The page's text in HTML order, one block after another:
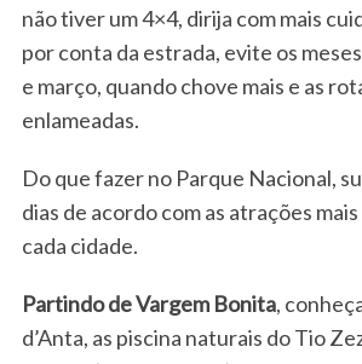
não tiver um 4×4, dirija com mais
por conta da estrada, evite os
e março, quando chove mais e as
enlameadas.
Do que fazer no Parque Nacional,
dias de acordo com as atrações
cada cidade.
Partindo de Vargem Bonita,
d’Anta, as piscina naturais do Tio